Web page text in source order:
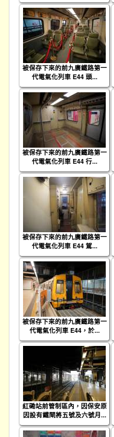
被保存下來的前九廣鐵路第一
代電氣化列車 E44 頭...
被保存下來的前九廣鐵路第一
代電氣化列車 E44 行...
被保存下來的前九廣鐵路第一
代電氣化列車 E44 駕...
被保存下來的前九廣鐵路第一
代電氣化列車 E44，於...
紅磡站前管制區內，因保安原
因設有鐵閘將五號及六號月...